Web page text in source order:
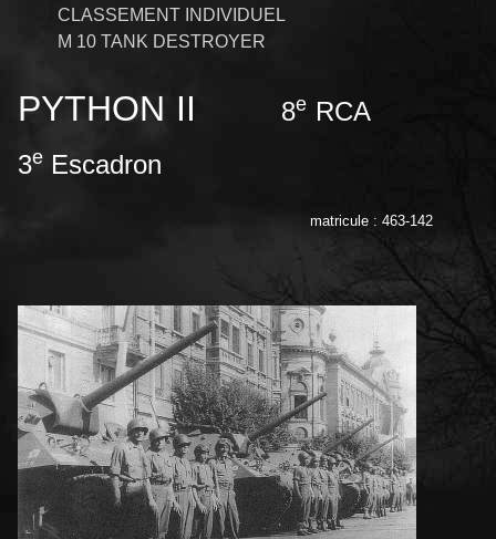
CLASSEMENT INDIVIDUEL
M 10 TANK DESTROYER
PYTHON II 8eRCA
3e Escadron
matricule : 463-142